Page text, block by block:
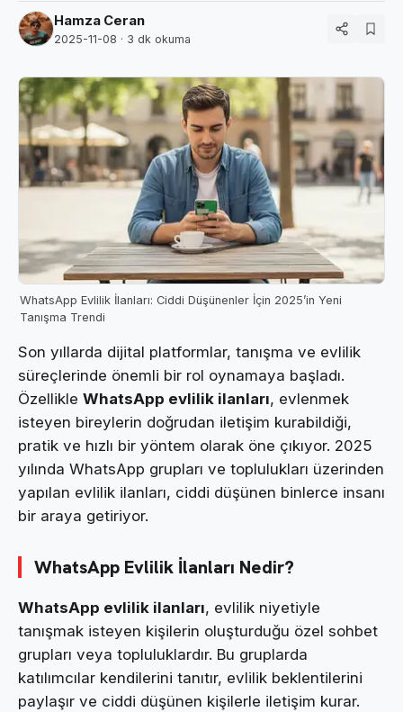
Hamza Ceran
2025-11-08 · 3 dk okuma
WhatsApp Evlilik İlanları: Ciddi Düşünenler İçin 2025’in Yeni
Tanışma Trendi
Son yıllarda dijital platformlar, tanışma ve evlilik
süreçlerinde önemli bir rol oynamaya başladı.
Özellikle WhatsApp evlilik ilanları, evlenmek
isteyen bireylerin doğrudan iletişim kurabildiği,
pratik ve hızlı bir yöntem olarak öne çıkıyor. 2025
yılında WhatsApp grupları ve toplulukları üzerinden
yapılan evlilik ilanları, ciddi düşünen binlerce insanı
bir araya getiriyor.
WhatsApp Evlilik İlanları Nedir?
WhatsApp evlilik ilanları, evlilik niyetiyle
tanışmak isteyen kişilerin oluşturduğu özel sohbet
grupları veya topluluklardır. Bu gruplarda
katılımcılar kendilerini tanıtır, evlilik beklentilerini
paylaşır ve ciddi düşünen kişilerle iletişim kurar.